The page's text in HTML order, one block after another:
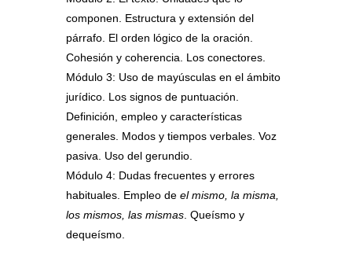
componen. Estructura y extensión del
párrafo. El orden lógico de la oración.
Cohesión y coherencia. Los conectores.
Módulo 3: Uso de mayúsculas en el ámbito
jurídico. Los signos de puntuación.
Definición, empleo y características
generales. Modos y tiempos verbales. Voz
pasiva. Uso del gerundio.
Módulo 4: Dudas frecuentes y errores
habituales. Empleo de el mismo, la misma,
los mismos, las mismas . Queísmo y
dequeísmo.